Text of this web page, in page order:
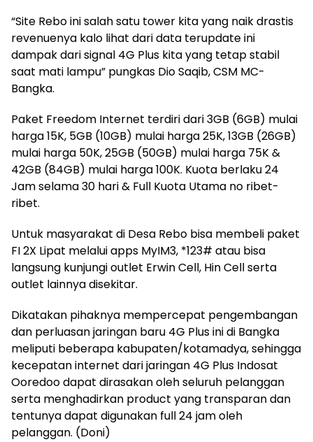
“Site Rebo ini salah satu tower kita yang naik drastis
revenuenya kalo lihat dari data terupdate ini
dampak dari signal 4G Plus kita yang tetap stabil
saat mati lampu” pungkas Dio Saqib, CSM MC-
Bangka.
Paket Freedom Internet terdiri dari 3GB (6GB) mulai
harga 15K, 5GB (10GB) mulai harga 25K, 13GB (26GB)
mulai harga 50K, 25GB (50GB) mulai harga 75K &
42GB (84GB) mulai harga 100K. Kuota berlaku 24
Jam selama 30 hari & Full Kuota Utama no ribet-
ribet.
Untuk masyarakat di Desa Rebo bisa membeli paket
FI 2X Lipat melalui apps MyIM3, *123# atau bisa
langsung kunjungi outlet Erwin Cell, Hin Cell serta
outlet lainnya disekitar.
Dikatakan pihaknya mempercepat pengembangan
dan perluasan jaringan baru 4G Plus ini di Bangka
meliputi beberapa kabupaten/kotamadya, sehingga
kecepatan internet dari jaringan 4G Plus Indosat
Ooredoo dapat dirasakan oleh seluruh pelanggan
serta menghadirkan product yang transparan dan
tentunya dapat digunakan full 24 jam oleh
pelanggan. (Doni)